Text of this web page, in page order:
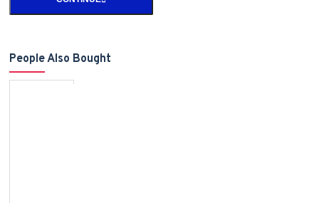
People Also Bought